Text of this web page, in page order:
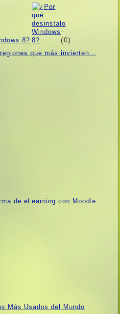
8? (0)
que más invierten…
de eLearning con Moodle
Más Usados ​​del Mundo